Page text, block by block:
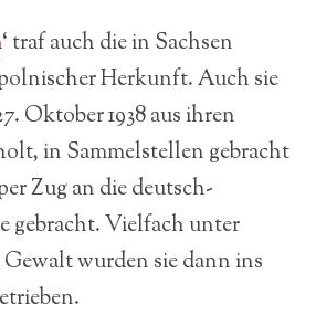
‘ traf auch die in Sachsen
Herkunft. Auch sie
Oktober 1938 aus ihren
in Sammelstellen gebracht
Zug an die deutsch-
gebracht. Vielfach unter
wurden sie dann ins